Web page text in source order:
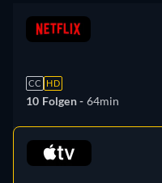
CC HD
10 Folgen - 64min